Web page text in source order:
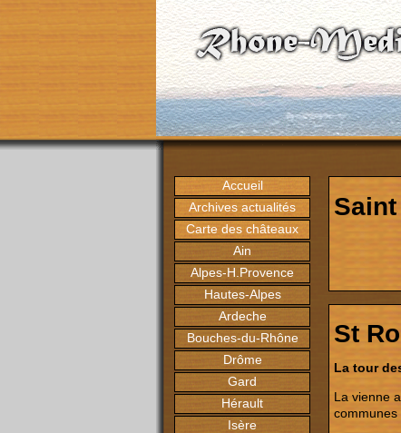
Accueil
Archives actualités
Carte des châteaux
Ain
Alpes-H.Provence
Hautes-Alpes
Ardeche
Bouches-du-Rhône
Drôme
Gard
Hérault
Isère
St
La tour
La vienne
communes